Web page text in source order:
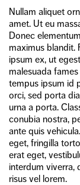
Nullam aliquet
amet. Ut eu
Donec
maximus blandit.
ipsum ex, ut
malesuada
tempus ipsum id
orci, sed porta
urna a porta.
conubia nostra,
ante quis
eget, fringilla
erat eget,
interdum viverra,
risus vel lorem.